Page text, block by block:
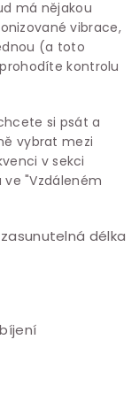
má nějakou
vibrace,
(a toto
kontrolu
si psát a
vybrat mezi
v sekci
"Vzdáleném
délka